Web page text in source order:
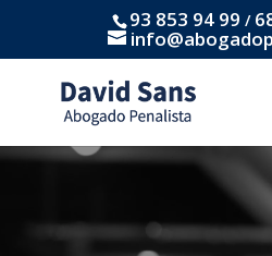
93 853 94 99 /